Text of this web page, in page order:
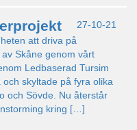
27-10-21
att driva på
Skåne genom vårt
Ledbaserad Tursim
skyltade på fyra olika
och Sövde. Nu återstår
kring […]